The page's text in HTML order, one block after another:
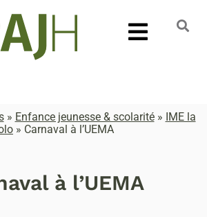
» Enfance jeunesse & scolarité» IME la
» Carnaval à l’UEMA
à l’UEMA